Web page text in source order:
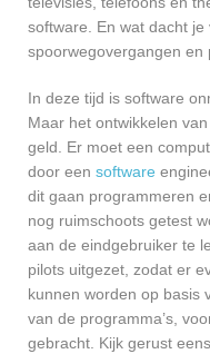
software. En wat dacht je
spoorwegovergangen en
In deze tijd is software
Maar het ontwikkelen
geld. Er moet een
door een software
dit gaan programmeren
nog ruimschoots getest
aan de eindgebruiker te
pilots uitgezet, zodat er
kunnen worden op basis
van de programma’s,
gebracht. Kijk gerust